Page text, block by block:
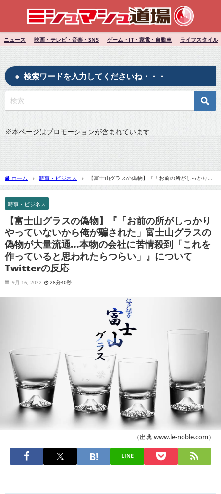
ニュース 映画・テレビ・音楽・SNS ゲーム・IT・家電・自動車 ライフスタイル
検索ワードを入力してくださいね・・・
※本ページはプロモーションが含まれています
ホーム 時事・ビジネス
【富士山グラスの偽物】『「お前の所がしっかりや
っていないから俺が騙された」富士山グラスの偽物が大量流通...本物の会社に苦情殺到
時事・ビジネス
【富士山グラスの偽物】『「お前の所がしっかり
やっていないから俺が騙された」富士山グラスの
偽物が大量流通...本物の会社に苦情殺到「これを
作っていると思われたらつらい」』について
Twitterの反応
9月 16, 2022 28分40秒
（出典 www.le-noble.com）
LINE